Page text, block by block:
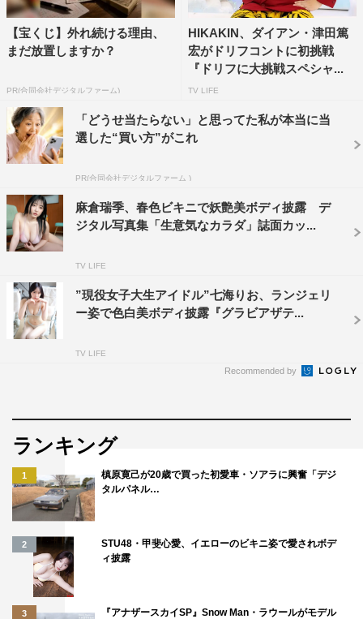
【宝くじ】外れ続ける理由、
まだ放置しますか？
PR(合同会社デジタルファーム)
HIKAKIN、ダイアン・津田篤
宏がドリフコントに初挑戦
『ドリフに大挑戦スペシャ...
TV LIFE
「どうせ当たらない」と思ってた私が本当に当
選した“買い方”がこれ
PR(合同会社デジタルファーム )
麻倉瑞季、春色ビキニで妖艶美ボディ披露 デ
ジタル写真集「生意気なカラダ」誌面カッ...
TV LIFE
”現役女子大生アイドル”七海りお、ランジェリ
ー姿で色白美ボディ披露『グラビアザテ...
TV LIFE
Recommended by
ランキング
1
槙原寛己が20歳で買った初愛車・ソアラに興奮「デジ
タルパネル…
2
STU48・甲斐心愛、イエローのビキニ姿で愛されボデ
ィ披露
3
『アナザースカイSP』Snow Man・ラウールがモデル